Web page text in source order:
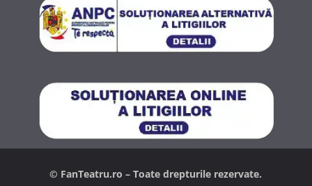
© FanTeatru.ro – Toate drepturile rezervate.